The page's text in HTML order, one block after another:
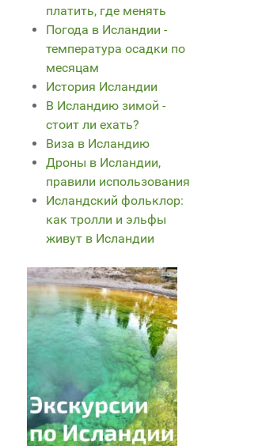
платить, где менять
Погода в Исландии -
температура осадки по
месяцам
История Исландии
В Исландию зимой -
стоит ли ехать?
Виза в Исландию
Дроны в Исландии,
правили использования
Исландский фольклор:
как тролли и эльфы
живут в Исландии